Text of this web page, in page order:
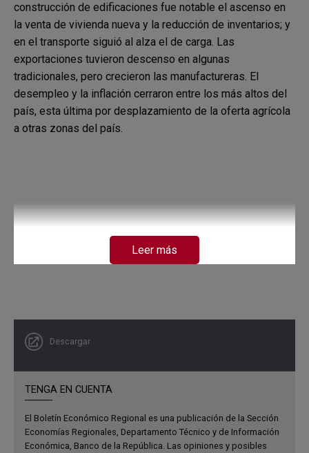
Descargar
TENGA EN CUENTA
El Boletín Económico Regional es una publicación de la Sección
Economías Regionales, Departamento Técnico y de Información
Económica, Banco de la República. Las opiniones y posibles
construcción de edificaciones fue notable el ascenso en
la venta de vivienda nueva y la reducción de inventarios; y
en el transporte siguió al alza el de carga. Las
exportaciones tuvieron descenso en algunas
tradicionales, pero crecieron las manufactureras. El
desempleo y la inflación cerraron entre los más altos del
país, esta última por desplazamiento de la oferta agrícola
a otras zonas del país.
Leer más